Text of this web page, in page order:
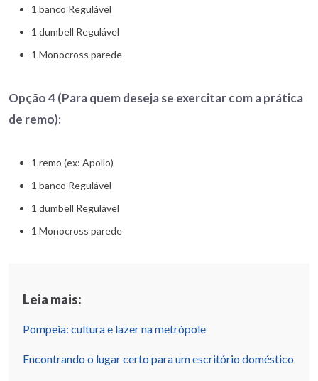
1 banco Regulável
1 dumbell Regulável
1 Monocross parede
Opção 4 (Para quem deseja se exercitar com a prática
de remo):
1 remo (ex: Apollo)
1 banco Regulável
1 dumbell Regulável
1 Monocross parede
Leia mais:
Pompeia: cultura e lazer na metrópole
Encontrando o lugar certo para um escritório doméstico